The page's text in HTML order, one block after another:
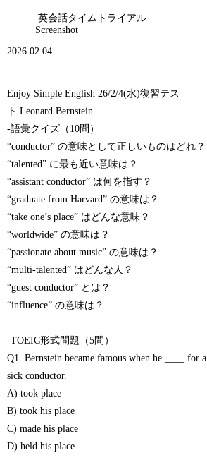
英会話タイムトライアル
Screenshot
2026.02.04
Enjoy Simple English 26/2/4(水)復習テス
ト.Leonard Bernstein
-語彙クイズ（10問）
“conductor” の意味として正しいものはどれ？
“talented” に最も近い意味は？
“assistant conductor” は何を指す？
“graduate from Harvard” の意味は？
“take one’s place” はどんな意味？
“worldwide” の意味は？
“passionate about music” の意味は？
“multi-talented” はどんな人？
“guest conductor” とは？
“influence” の意味は？
-TOEIC形式問題（5問）
Q1. Bernstein became famous when he ____ for a
sick conductor.
A) took place
B) took his place
C) made his place
D) held his place